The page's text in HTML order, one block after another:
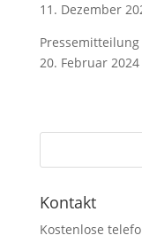
11. Dezember
20. Februar 2024
Kontakt
Kostenlose